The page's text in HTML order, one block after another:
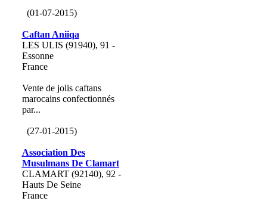
(01-07-2015)
Caftan Aniiqa
LES ULIS (91940), 91 -
Essonne
France
Vente de jolis caftans
marocains confectionnés
par...
(27-01-2015)
Association Des
Musulmans De Clamart
CLAMART (92140), 92 -
Hauts De Seine
France